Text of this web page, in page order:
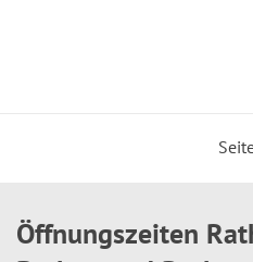
Öffnungszeiten